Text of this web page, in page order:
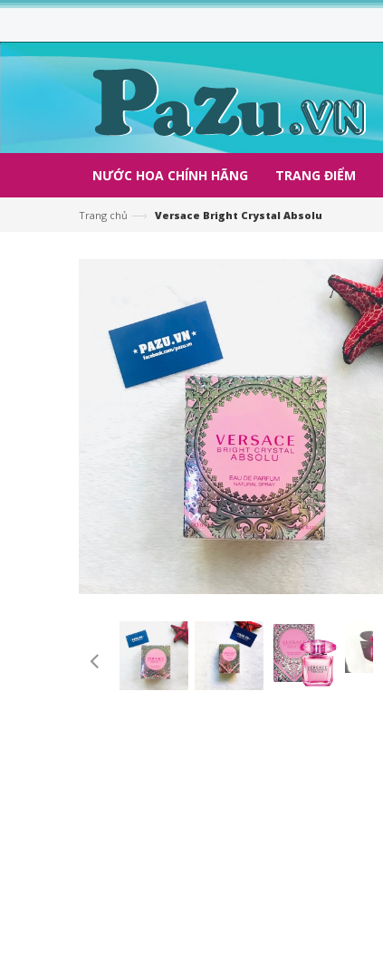
NƯỚC HOA CHÍNH HÃNG TRANG ĐIỂM
Trang chủ —› Versace Bright Crystal Absolu